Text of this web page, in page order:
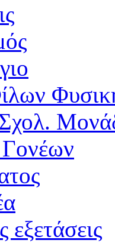
εξετάσεις